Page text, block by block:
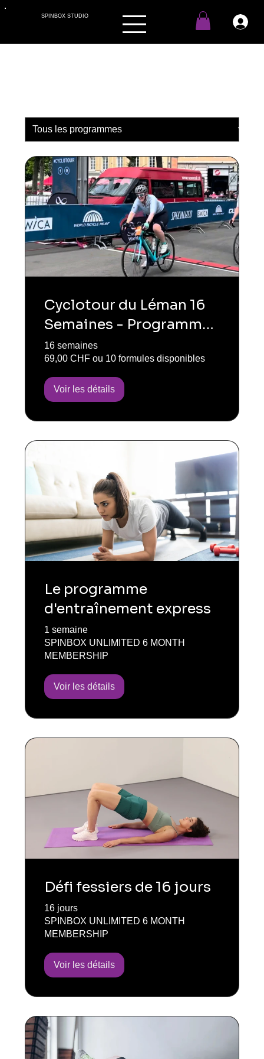
SPINBOX STUDIO
Cyclotour du Léman 16
Semaines - Programme
176Km
16 semaines
69,00 CHF ou 10 formules disponibles
Voir les détails
Le programme
d'entraînement express
1 semaine
SPINBOX UNLIMITED 6 MONTH
MEMBERSHIP
Voir les détails
Défi fessiers de 16 jours
16 jours
SPINBOX UNLIMITED 6 MONTH
MEMBERSHIP
Voir les détails